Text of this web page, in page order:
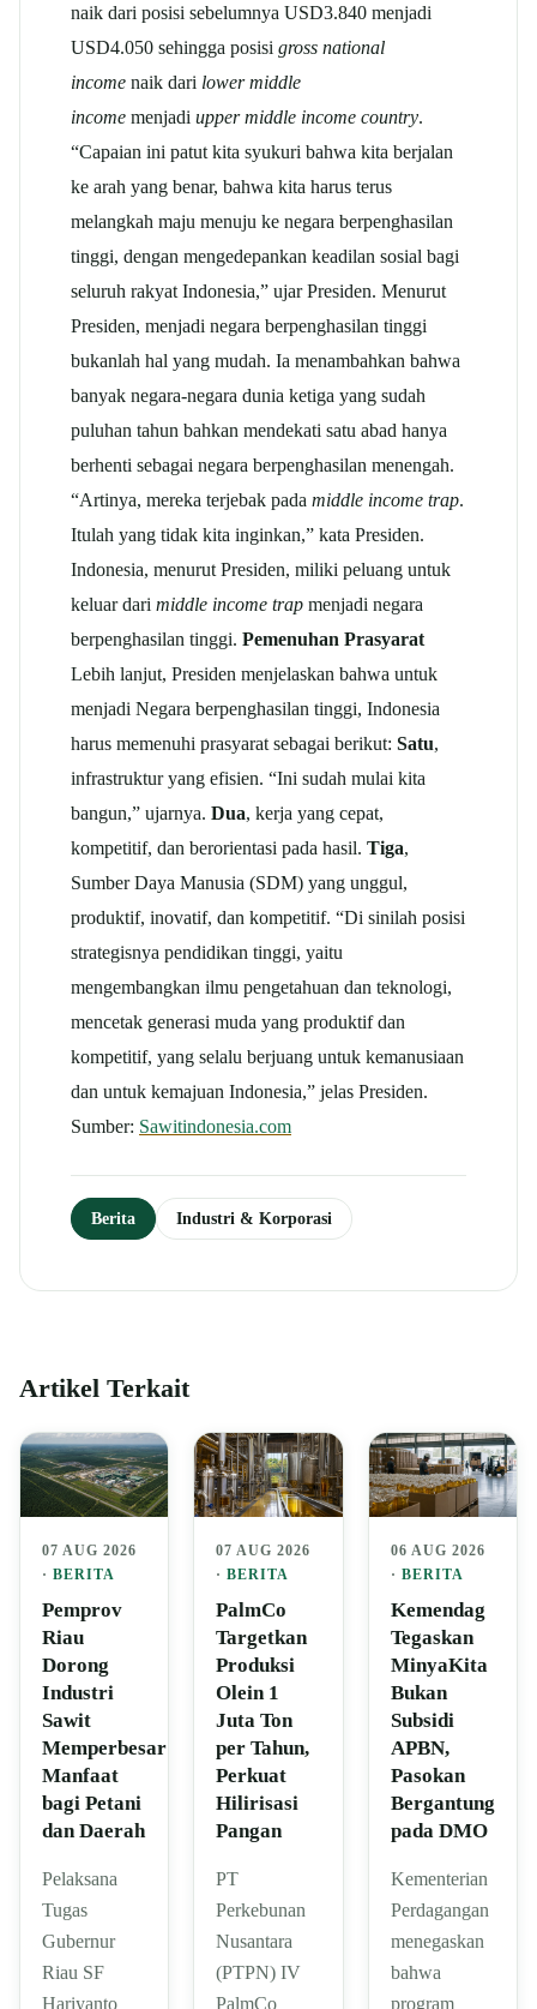
naik dari posisi sebelumnya USD3.840 menjadi
USD4.050 sehingga posisi gross national
income naik dari lower middle
income menjadi upper middle income country.
“Capaian ini patut kita syukuri bahwa kita berjalan
ke arah yang benar, bahwa kita harus terus
melangkah maju menuju ke negara berpenghasilan
tinggi, dengan mengedepankan keadilan sosial bagi
seluruh rakyat Indonesia,” ujar Presiden. Menurut
Presiden, menjadi negara berpenghasilan tinggi
bukanlah hal yang mudah. Ia menambahkan bahwa
banyak negara-negara dunia ketiga yang sudah
puluhan tahun bahkan mendekati satu abad hanya
berhenti sebagai negara berpenghasilan menengah.
“Artinya, mereka terjebak pada middle income trap.
Itulah yang tidak kita inginkan,” kata Presiden.
Indonesia, menurut Presiden, miliki peluang untuk
keluar dari middle income trap menjadi negara
berpenghasilan tinggi. Pemenuhan Prasyarat
Lebih lanjut, Presiden menjelaskan bahwa untuk
menjadi Negara berpenghasilan tinggi, Indonesia
harus memenuhi prasyarat sebagai berikut: Satu,
infrastruktur yang efisien. “Ini sudah mulai kita
bangun,” ujarnya. Dua, kerja yang cepat,
kompetitif, dan berorientasi pada hasil. Tiga,
Sumber Daya Manusia (SDM) yang unggul,
produktif, inovatif, dan kompetitif. “Di sinilah posisi
strategisnya pendidikan tinggi, yaitu
mengembangkan ilmu pengetahuan dan teknologi,
mencetak generasi muda yang produktif dan
kompetitif, yang selalu berjuang untuk kemanusiaan
dan untuk kemajuan Indonesia,” jelas Presiden.
Sumber: Sawitindonesia.com
Berita Industri & Korporasi
Artikel Terkait
07 AUG 2026
· BERITA
Pemprov
Riau
Dorong
Industri
Sawit
Memperbesar
Manfaat
bagi Petani
dan Daerah
Pelaksana
Tugas
Gubernur
Riau SF
Hariyanto
07 AUG 2026
·BERITA
PalmCo
Targetkan
Produksi
Olein 1
Juta Ton
per Tahun,
Perkuat
Hilirisasi
Pangan
PT
Perkebunan
Nusantara
(PTPN) IV
PalmCo
06 AUG 2026
· BERITA
Kemendag
Tegaskan
MinyaKita
Bukan
Subsidi
APBN,
Pasokan
Bergantung
pada DMO
Kementerian
Perdagangan
menegaskan
bahwa
program